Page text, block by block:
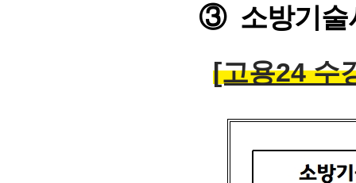
③ 소방기
[고용24수